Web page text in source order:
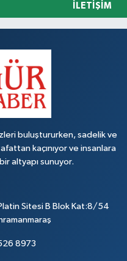
İLETIŞIM
buluştururken, sadelik ve
kaçınıyor ve insanlara
altyapı sunuyor.
Sitesi B Blok Kat:8/54
8973